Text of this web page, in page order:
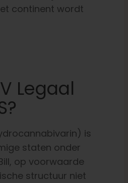
continent wordt
Legaal
?
is
staten onder
op voorwaarde
structuur niet